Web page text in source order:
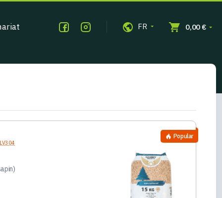
FR 0,00 €
Popular